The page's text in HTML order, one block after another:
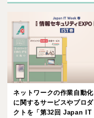
ネットワークの作業自動化
に関するサービスやプロダ
クトを「第32回 Japan IT